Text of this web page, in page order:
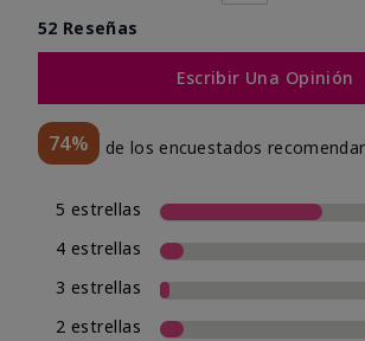
52 Reseñas
Escribir Una Opinión
74% de los encuestados
5 estrellas
4 estrellas
3 estrellas
2 estrellas